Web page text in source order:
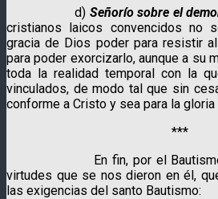
d) Señorío sobre el
cristianos laicos convencidos no
gracia de Dios poder para resistir
para poder exorcizarlo, aunque a su
toda la realidad temporal con la
vincu­lados, de modo tal que sin
conforme a Cristo y sea para la gloria
***
En fin, por el Bautismo,
virtudes que se nos dieron en él,
las exigencias del santo Bautismo: